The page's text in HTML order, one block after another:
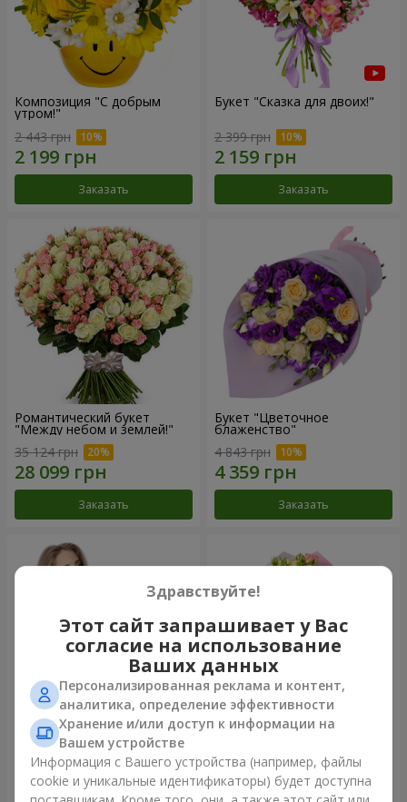
Композиция "С добрым
утром!"
2 443 грн
Заказать
Букет "Сказка для двоих!"
2 399 грн
Заказать
Романтический букет
"Между небом и землей!"
35 124 грн
Заказать
Букет "Цветочное
блаженство"
4 843 грн
Заказать
Букет "Королеве сердца"
5 843 грн
Микс "Планета роз" из 51
10 822 грн
Здравствуйте!
Этот сайт запрашивает у Вас
согласие на использование
Ваших данных
Персонализированная реклама и контент,
аналитика, определение эффективности
Хранение и/или доступ к информации на
Вашем устройстве
Информация с Вашего устройства (например, файлы
cookie и уникальные идентификаторы) будет доступна